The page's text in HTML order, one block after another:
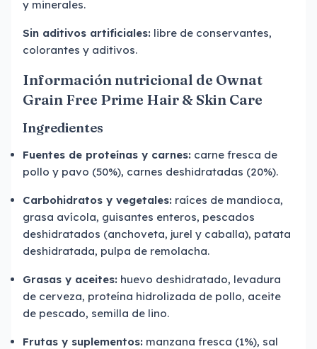
y minerales.
Sin aditivos artificiales: libre de conservantes,
colorantes y aditivos.
Información nutricional de Ownat
Grain Free Prime Hair & Skin Care
Ingredientes
Fuentes de proteínas y carnes: carne fresca de
pollo y pavo (50%), carnes deshidratadas (20%).
Carbohidratos y vegetales: raíces de mandioca,
grasa avícola, guisantes enteros, pescados
deshidratados (anchoveta, jurel y caballa), patata
deshidratada, pulpa de remolacha.
Grasas y aceites: huevo deshidratado, levadura
de cerveza, proteína hidrolizada de pollo, aceite
de pescado, semilla de lino.
Frutas y suplementos: manzana fresca (1%), sal